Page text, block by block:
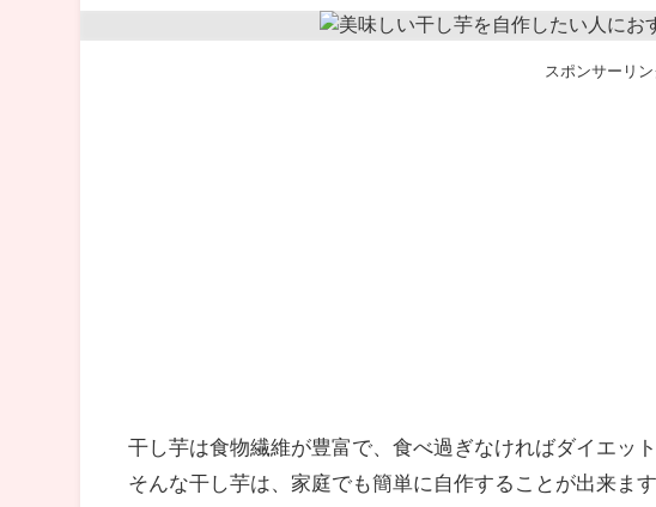
スポンサーリン
干し芋は食物繊維が豊富で、食べ過ぎなければダイエッ
そんな干し芋は、家庭でも簡単に自作することが出来ます